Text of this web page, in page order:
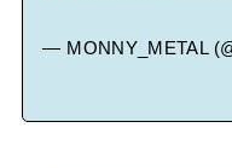
— MONNY_METAL